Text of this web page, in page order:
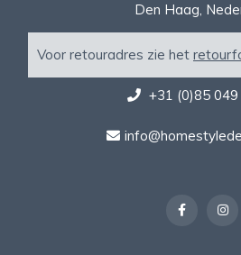
Den Haag,
Voor retouradres zie het
+31 (0)85